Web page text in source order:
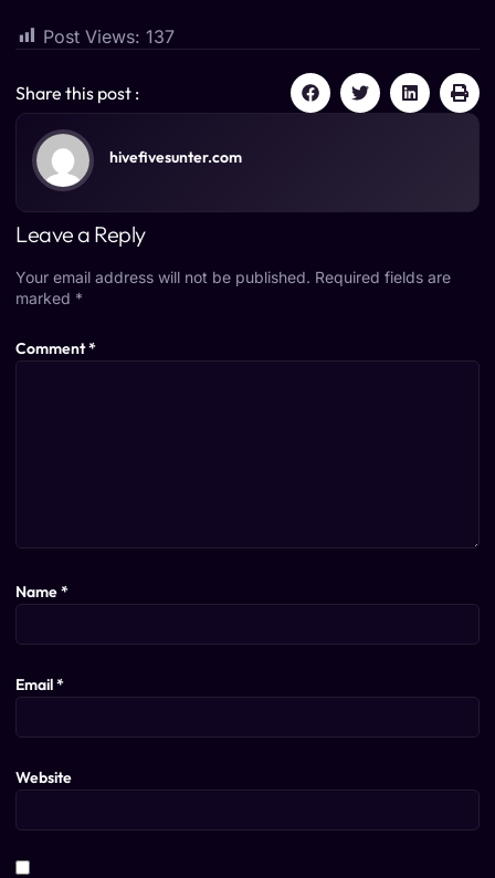
Post Views: 137
Share this post :
hivefivesunter.com
Leave a Reply
Your email address will not be published. Required fields are
marked *
Comment*
Name*
Email*
Website